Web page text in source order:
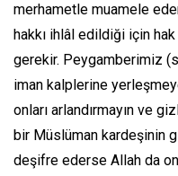
merhametle muamele
hakkı ihlâl edildiği için
gerekir. Peygamberimiz
iman kalplerine
onları arlandırmayın ve
bir Müslüman kardeşinin
deşifre ederse Allah da